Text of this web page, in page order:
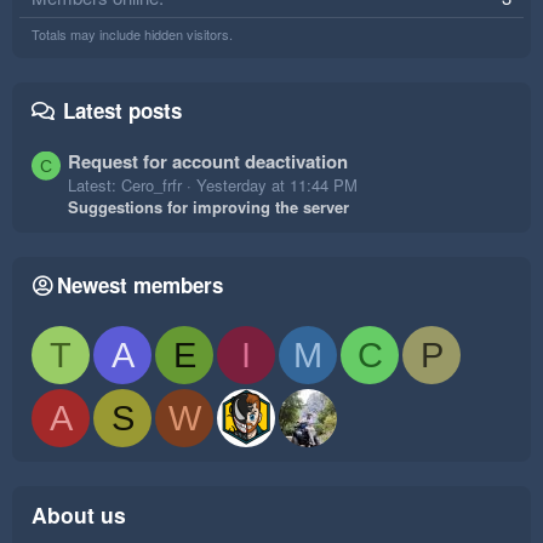
Totals may include hidden visitors.
Latest posts
C Request for account deactivation
Latest: Cero_frfr
Yesterday at 11:44 PM
Suggestions for improving the server
Newest members
T A E I M C
P
A
S W
About us